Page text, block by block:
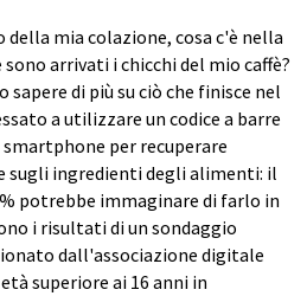
della mia colazione, cosa c'è nella
sono arrivati i chicchi del mio caffè?
sapere di più su ciò che finisce nel
a utilizzare un codice a barre
per recuperare
sugli ingredienti degli alimenti: il
potrebbe immaginare di farlo in
i risultati di un sondaggio
dall'associazione digitale
superiore ai 16 anni in